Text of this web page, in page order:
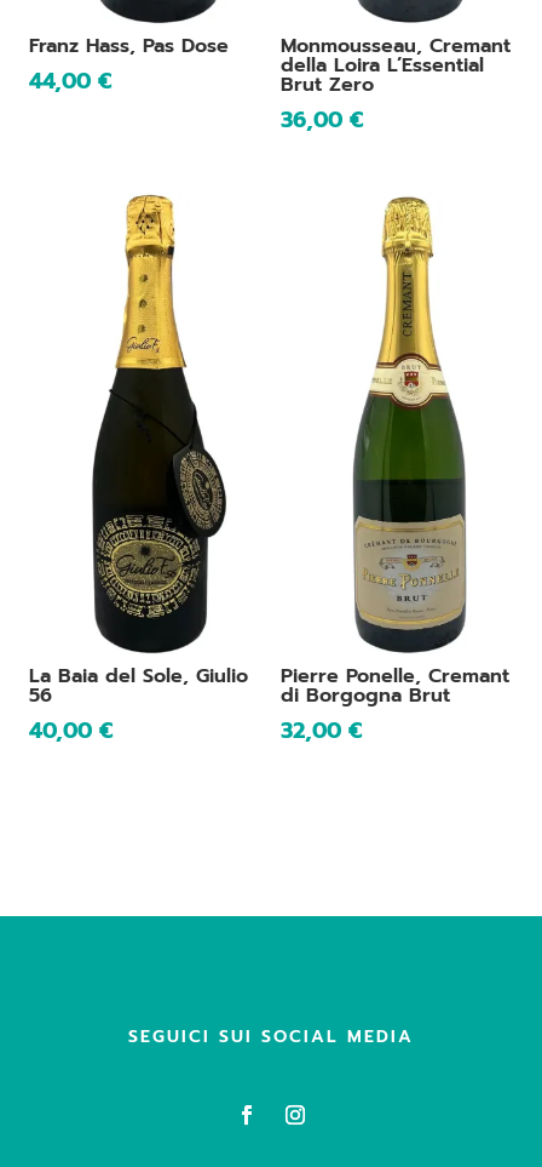
Franz Hass, Pas Dose
44,00 €
Monmousseau, Cremant
della Loira L’Essential
Brut Zero
36,00 €
La Baia del Sole, Giulio
56
40,00 €
Pierre Ponelle, Cremant
di Borgogna Brut
32,00 €
SEGUICI SUI SOCIAL MEDIA